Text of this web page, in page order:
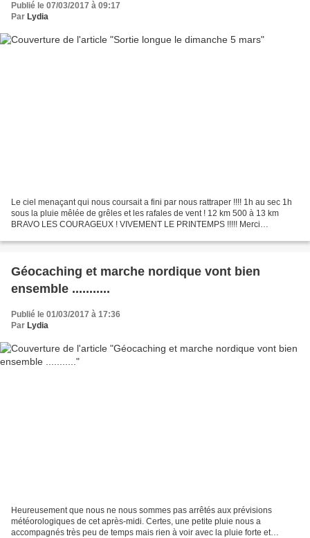
Publié le 07/03/2017 à 09:17
Par Lydia
Le ciel menaçant qui nous coursait a fini par nous rattraper !!!! 1h au sec 1h
sous la pluie mêlée de grêles et les rafales de vent ! 12 km 500 à 13 km
BRAVO LES COURAGEUX ! VIVEMENT LE PRINTEMPS !!!!! Merci
Géocaching et marche nordique vont bien
ensemble ...........
Publié le 01/03/2017 à 17:36
Par Lydia
Heureusement que nous ne nous sommes pas arrêtés aux prévisions
météorologiques de cet après-midi. Certes, une petite pluie nous a
accompagnés très peu de temps mais rien à voir avec la pluie forte et